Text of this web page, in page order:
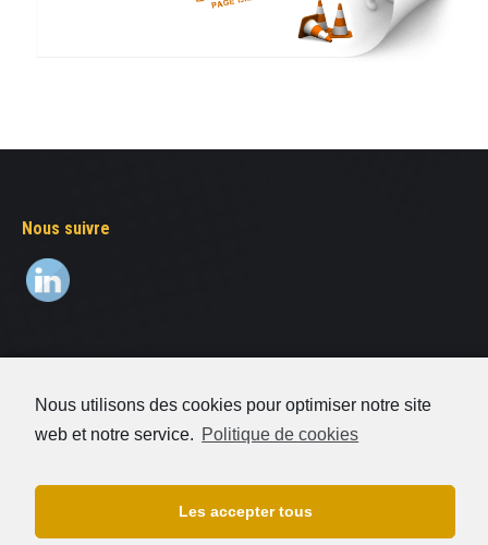
Nous utilisons des cookies pour optimiser notre site
web et notre service. Politique de cookies
Les accepter tous
Nous suivre
01 64 41 66 93
8 rue Elsa Triolet